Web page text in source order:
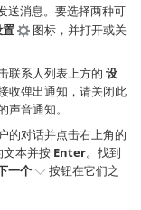
送消息。要选择两种可
置
图标，并打开或关
联系人列表上方的 设
收弹出通知，请关闭此
音通知。
的对话并点击右上角的
文本并按 Enter。找到
一个
按钮在它们之